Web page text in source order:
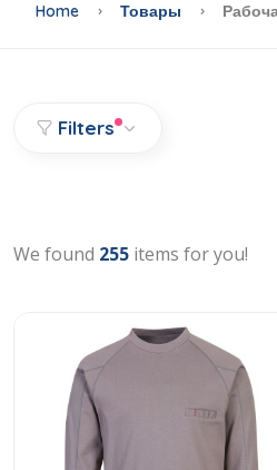
Home Товары
Filters
We found 255 items for you!